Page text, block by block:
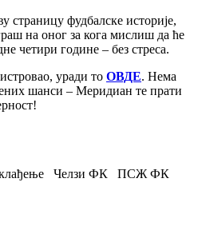
фудбалске историје,
на оног за кога мислиш да ће
четири године – без стреса.
уради то ОВДЕ. Нема
шанси – Меридиан те прати
Челзи ФК
ПСЖ ФК